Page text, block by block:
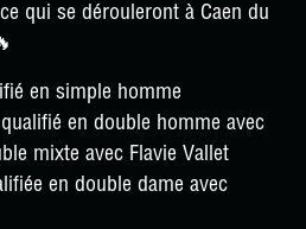
qui se dérouleront à Caen du
en simple homme
en double homme avec
mixte avec Flavie Vallet
en double dame avec